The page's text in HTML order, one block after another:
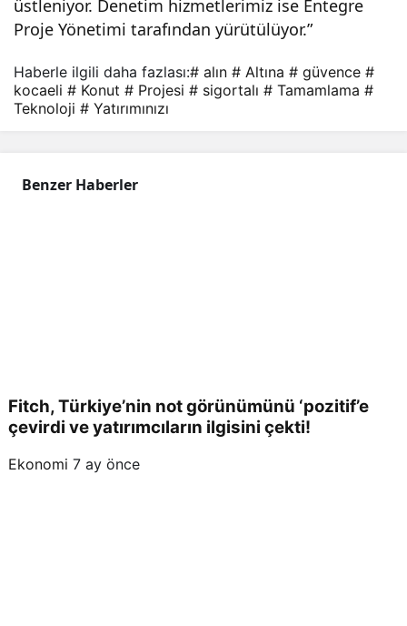
üstleniyor. Denetim hizmetlerimiz ise Entegre
Proje Yönetimi tarafından yürütülüyor.”
Haberle ilgili daha fazlası:# alın # Altına # güvence #
kocaeli # Konut # Projesi # sigortalı # Tamamlama #
Teknoloji # Yatırımınızı
Benzer Haberler
Fitch, Türkiye’nin not görünümünü ‘pozitif’e
çevirdi ve yatırımcıların ilgisini çekti!
Ekonomi 7 ay önce